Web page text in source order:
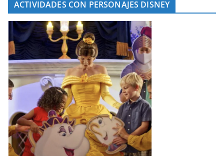
ACTIVIDADES CON PERSONAJES DISNEY